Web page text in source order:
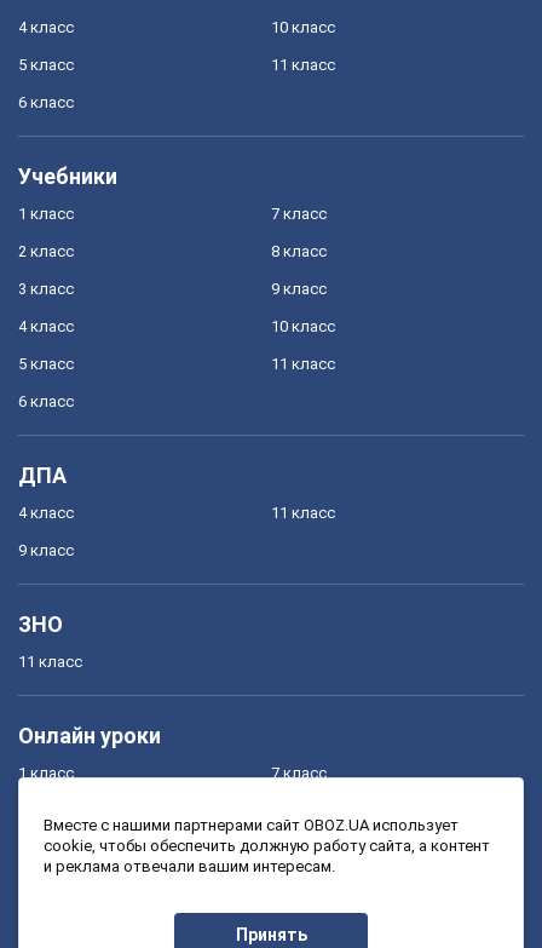
4 класс
5 класс
6 класс
10 класс
11 класс
Учебники
1 класс
2 класс
3 класс
4 класс
5 класс
6 класс
7 класс
8 класс
9 класс
10 класс
11 класс
ДПА
4 класс
9 класс
11 класс
ЗНО
11 класс
Онлайн уроки
1 класс
3 класс
7 класс
9 класс
Вместе с нашими партнерами сайт OBOZ.UA использует
cookie, чтобы обеспечить должную работу сайта, а контент
и реклама отвечали вашим интересам.
Принять